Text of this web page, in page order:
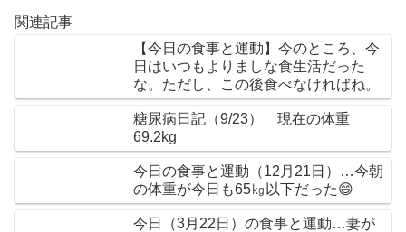
関連記事
【今日の食事と運動】今のところ、今
日はいつもよりましな食生活だった
な。ただし、この後食べなければね。
糖尿病日記（9/23） 現在の体重
69.2kg
今日の食事と運動（12月21日）…今朝
の体重が今日も65㎏以下だった😄
今日（3月22日）の食事と運動…妻が